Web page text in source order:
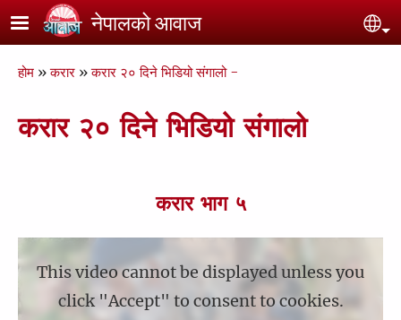
Skip to main content
नेपालको आवाज
Breadcrumb
होम करार करार २० दिने भिडियो संगालो -
करार २० दिने भिडियो संगालो
This video cannot be displayed unless you
click "Accept" to consent to cookies.
करार भाग ५